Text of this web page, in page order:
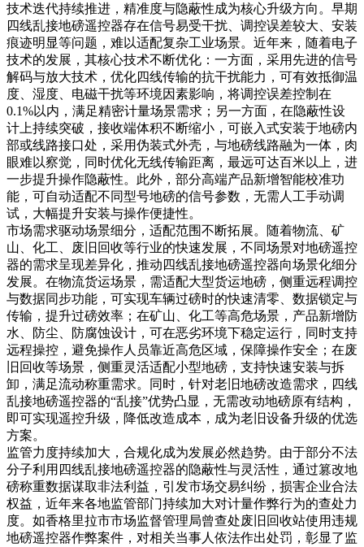
技术迭代持续推进，精准度与隐蔽性成为核心升级方向。早期
四线乱接地磅遥控器存在信号易受干扰、调控误差较大、安装
痕迹明显等问题，难以适配复杂工业场景。近年来，随着电子
技术的发展，其核心技术不断优化：一方面，采用先进的信号
解码与放大技术，优化四线传输的抗干扰能力，可有效抵御温
度、湿度、电磁干扰等环境因素影响，将调控误差控制在
0.1%以内，满足精密计量场景需求；另一方面，在隐蔽性设
计上持续突破，接收端体积不断缩小，可嵌入式安装于地磅内
部或线路接口处，采用伪装式外壳，与地磅线路融为一体，肉
眼难以察觉，同时优化无线传输距离，最远可达百米以上，进
一步提升操作隐蔽性。此外，部分高端产品新增智能校准功
能，可自动适配不同型号地磅的信号参数，无需人工手动调
试，大幅提升安装与操作便捷性。
市场需求驱动场景细分，适配范围不断拓展。随着物流、矿
山、化工、废旧回收等行业的快速发展，不同场景对地磅遥控
器的需求呈现差异化，推动四线乱接地磅遥控器向场景化细分
发展。在物流货运场景，需适配大型货运地磅，侧重远程调控
与数据同步功能，可实现车辆过磅时的快速清零、数据锁定与
传输，提升过磅效率；在矿山、化工等高危场景，产品新增防
水、防尘、防腐蚀设计，可在恶劣环境下稳定运行，同时支持
远程操控，避免操作人员靠近高危区域，保障操作安全；在废
旧回收等场景，侧重灵活适配小型地磅，支持快速安装与拆
卸，满足流动称重需求。同时，针对老旧地磅改造需求，四线
乱接地磅遥控器的“乱接”优势凸显，无需改动地磅原有结构，
即可实现遥控升级，降低改造成本，成为老旧设备升级的优选
方案。
监管力度持续加大，合规化成为发展必然趋势。由于部分不法
分子利用四线乱接地磅遥控器的隐蔽性与灵活性，通过篡改地
磅称重数据谋取非法利益，引发市场交易纠纷，损害企业合法
权益，近年来各地监管部门持续加大对计量作弊行为的查处力
度。如香格里拉市市场监督管理局曾查处废旧回收站使用违规
地磅遥控器作弊案件，对相关当事人依法作出处罚，彰显了监